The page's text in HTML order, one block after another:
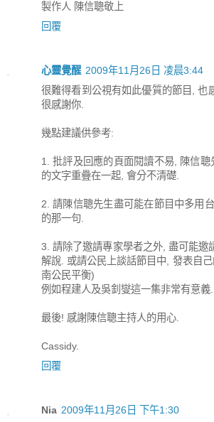
製作人 陳信聰敬上
回覆
心靈覺醒 2009年11月26日 凌晨3:44
很難得看到公視有如此優質的節目, 也
很感謝你.
幾點建議供參考:
1. 批評及回應的頁面閱讀不易, 陳信聰
的文字重疊在一起, 會分不清礎.
2. 請陳信聰先生盡可能在節目中多用
的那一句.
3. 請除了邀請專家學者之外, 盡可能邀
解說. 或請公民上談話節目中, 發表自
南公民平衡)
例如程建人及吳釗燮這一集非常有意義.
最後! 感謝陳信聰主持人的用心.
Cassidy.
回覆
Nia 2009年11月26日 下午1:30